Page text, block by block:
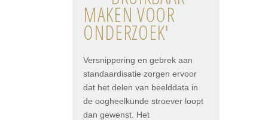
MAKEN VOOR
ONDERZOEK'
Versnippering en gebrek aan
standaardisatie zorgen ervoor
dat het delen van beelddata in
de oogheelkunde stroever loopt
dan gewenst. Het